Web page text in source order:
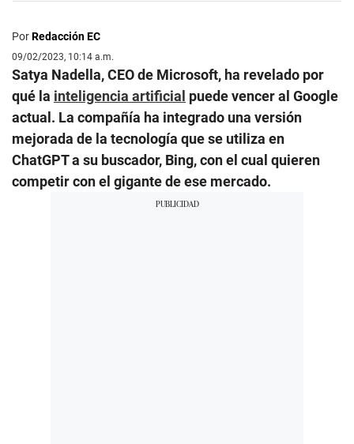
PorRedacción EC
09/02/2023, 10:14 a.m.
Satya Nadella, CEO de Microsoft, ha revelado por
qué la inteligencia artificial puede vencer al Google
actual. La compañía ha integrado una versión
mejorada de la tecnología que se utiliza en
ChatGPT a su buscador, Bing, con el cual quieren
competir con el gigante de ese mercado.